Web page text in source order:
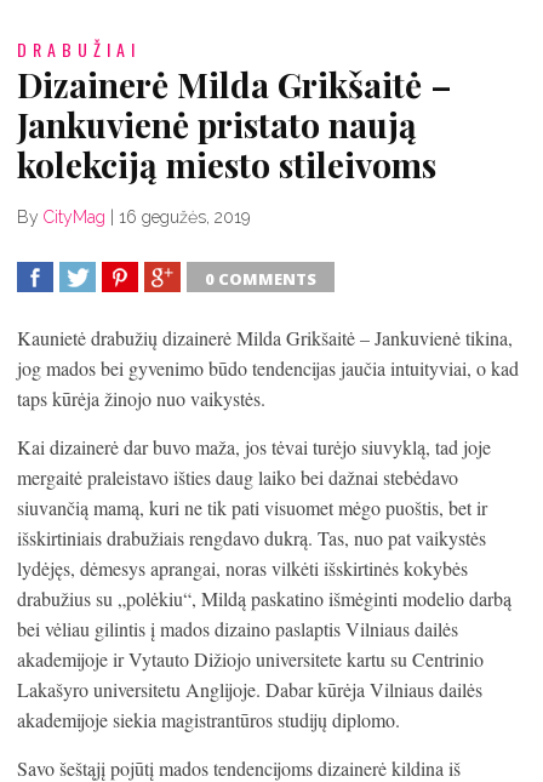
DRABUŽIAI
Dizainerė Milda Grikšaitė –
Jankuvienė pristato naują
kolekciją miesto stileivoms
By CityMag 16 gegužės, 2019
0 COMMENTS
Kaunietė drabužių dizainerė Milda Grikšaitė – Jankuvienė tikina,
jog mados bei gyvenimo būdo tendencijas jaučia intuityviai, o kad
taps kūrėja žinojo nuo vaikystės.
Kai dizainerė dar buvo maža, jos tėvai turėjo siuvyklą, tad joje
mergaitė praleistavo išties daug laiko bei dažnai stebėdavo
siuvančią mamą, kuri ne tik pati visuomet mėgo puoštis, bet ir
išskirtiniais drabužiais rengdavo dukrą. Tas, nuo pat vaikystės
lydėjęs, dėmesys aprangai, noras vilkėti išskirtinės kokybės
drabužius su „polėkiu“, Mildą paskatino išmėginti modelio darbą
bei vėliau gilintis į mados dizaino paslaptis Vilniaus dailės
akademijoje ir Vytauto Dižiojo universitete kartu su Centrinio
Lakašyro universitetu Anglijoje. Dabar kūrėja Vilniaus dailės
akademijoje siekia magistrantūros studijų diplomo.
Savo šeštąjį pojūtį mados tendencijoms dizainerė kildina iš